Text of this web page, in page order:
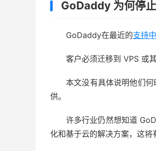
GoDaddy 为何停
GoDaddy在最近的支持
客户必须迁移到 VPS 或
本文没有具体说明他们
供。
许多行业仍然想知道
化和基于云的解决方案，这